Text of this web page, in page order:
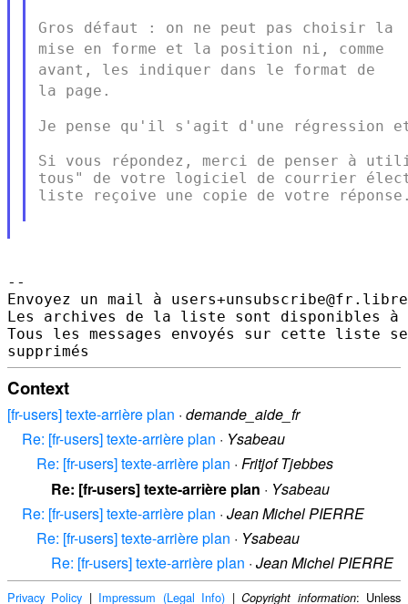
Gros défaut : on ne peut pas choisir la
mise en forme et la position ni, comme
avant, les indiquer dans le format de
la page.
Je pense qu'il s'agit d'une régression
Si vous répondez, merci de penser à
tous" de votre logiciel de courrier
liste reçoive une copie de votre
--
Envoyez un mail à
Les archives de la liste sont disponibles à
Tous les messages envoyés sur cette liste
Context
[fr-users] texte-arrière plan · demande_aide_fr
Re: [fr-users] texte-arrière plan · Ysabeau
Re: [fr-users] texte-arrière plan · Fritjof Tjebbes
Re: [fr-users] texte-arrière plan · Ysabeau
Re: [fr-users] texte-arrière plan · Jean Michel PIERRE
Re: [fr-users] texte-arrière plan · Ysabeau
Re: [fr-users] texte-arrière plan · Jean Michel PIERRE
Privacy Policy | Impressum (Legal Info) |Copyright information: Unless